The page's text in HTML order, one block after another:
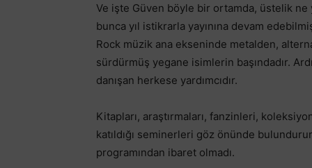
Ve işte Güven böyle bir ortamda, üstelik ne
bunca yıl istikrarla yayınına devam
Rock müzik ana ekseninde metalden,
sürdürmüş yegane isimlerin başındadır.
danışan herkese yardımcıdır.
Kitapları, araştırmaları, fanzinleri,
katıldığı seminerleri göz önünde
programından ibaret olmadı.